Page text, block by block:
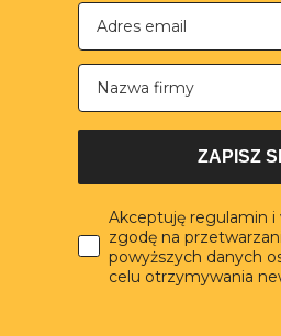
Nazwa firmy
ZAPISZ
Akceptuję regulamin i
zgodę na
powyższych danych
celu otrzymywania